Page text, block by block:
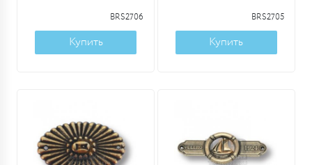
BRS2706
Купить
BRS2705
Купить